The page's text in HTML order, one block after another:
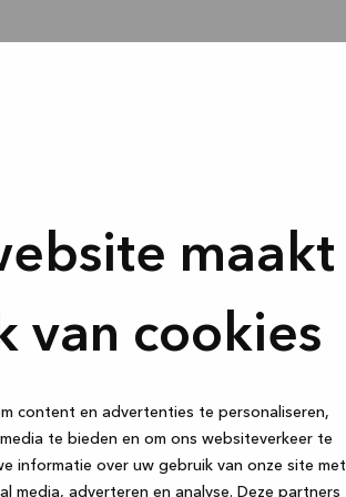
maakt
van cookies
content en advertenties te personaliseren,
te bieden en om ons websiteverkeer te
informatie over uw gebruik van onze site met
media, adverteren en analyse. Deze partners